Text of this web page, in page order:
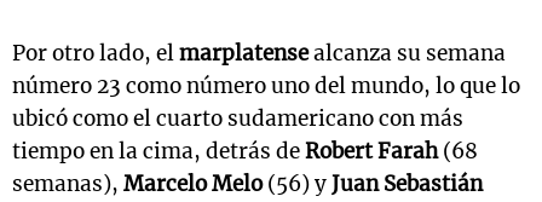
Por otro lado, elmarplatensealcanza su semana
número 23 como número uno del mundo, lo que lo
ubicó como el cuarto sudamericano con más
tiempo en la cima, detrás deRobert Farah(68
semanas), Marcelo Melo(56) yJuan Sebastián